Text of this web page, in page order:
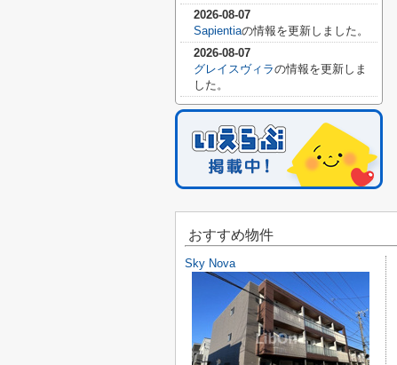
2026-08-07
Sapientiaの情報を更新しました。
2026-08-07
グレイスヴィラの情報を更新しま
した。
おすすめ物件
Sky Nova